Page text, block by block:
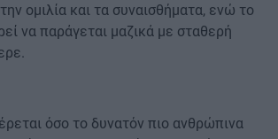
ομιλία και τα συναισθήματα, ενώ το
να παράγεται μαζικά με σταθερή
όσο το δυνατόν πιο ανθρώπινα